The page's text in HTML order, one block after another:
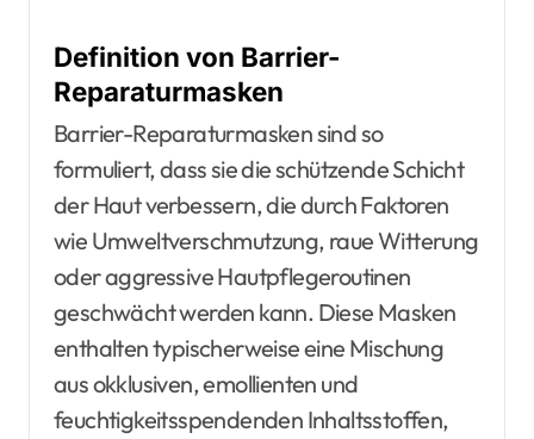
Definition von Barrier-
Reparaturmasken
Barrier-Reparaturmasken sind so
formuliert, dass sie die schützende Schicht
der Haut verbessern, die durch Faktoren
wie Umweltverschmutzung, raue Witterung
oder aggressive Hautpflegeroutinen
geschwächt werden kann. Diese Masken
enthalten typischerweise eine Mischung
aus okklusiven, emollienten und
feuchtigkeitsspendenden Inhaltsstoffen,